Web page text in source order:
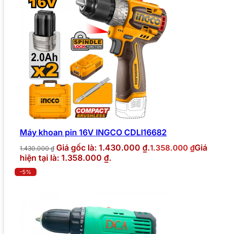
Máy khoan pin 16V INGCO CDLI16682
1.430.000₫ Giá gốc là: 1.430.000 ₫.1.358.000 ₫Giá
hiện tại là: 1.358.000 ₫.
-5%